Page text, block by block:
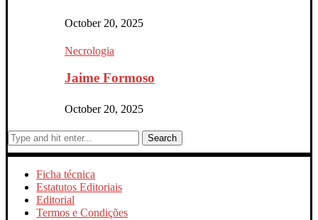
October 20, 2025
Necrologia
Jaime Formoso
October 20, 2025
Search
Ficha técnica
Estatutos Editoriais
Editorial
Termos e Condições